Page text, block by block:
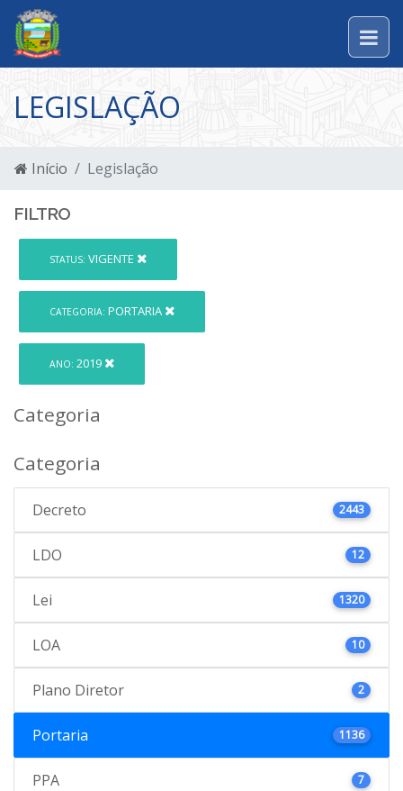
LEGISLAÇÃO
Início Legislação
FILTRO
STATUS: VIGENTE
CATEGORIA: PORTARIA
ANO: 2019
Categoria
Categoria
Decreto 2443
LDO 12
Lei 1320
LOA 10
Plano Diretor 2
Portaria 1136
PPA 7